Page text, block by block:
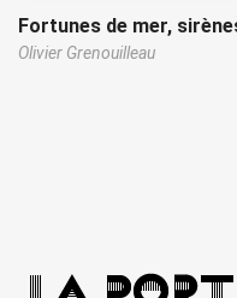
Fortunes de mer,
Olivier Grenouilleau